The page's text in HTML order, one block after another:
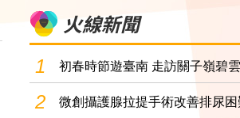
火線新聞
1
初春時節遊臺南 走訪關子嶺碧
2 微創攝護腺拉提手術改善排尿困